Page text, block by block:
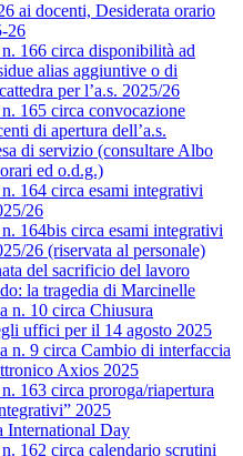
ai docenti, Desiderata orario
26
166 circa disponibilità ad
alias aggiuntive o di
per l’a.s. 2025/26
165 circa convocazione
di apertura dell’a.s.
di servizio (consultare Albo
ed o.d.g.)
164 circa esami integrativi
26
164bis circa esami integrativi
26 (riservata al personale)
del sacrificio del lavoro
la tragedia di Marcinelle
n. 10 circa Chiusura
uffici per il 14 agosto 2025
n. 9 circa Cambio di interfaccia
Axios 2025
163 circa proroga/riapertura
2025
International Day
162 circa calendario scrutini